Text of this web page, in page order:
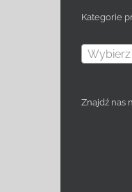
Kategorie
Znajdź nas